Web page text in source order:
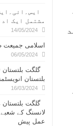
مشتمل ایک
14/05/2024
اسلامی جمیعت
06/05/2024
بلتستان
16/03/2024
لانسنگ کے شعبے
عمل پیش